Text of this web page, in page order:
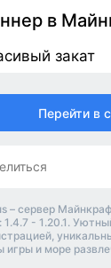
в
закат
Перейти в
– сервер
1.4.7 - 1.20.1.
игры и море